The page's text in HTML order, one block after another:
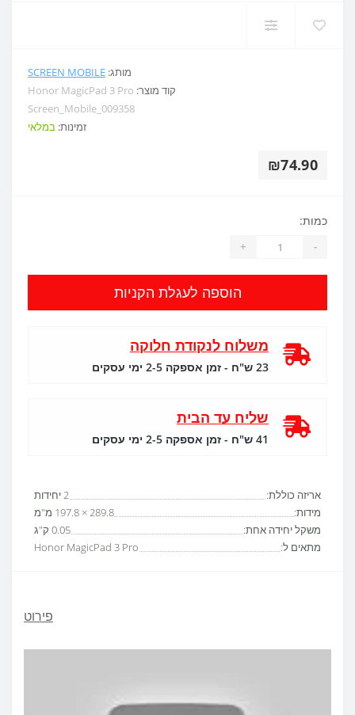
מותג: SCREEN MOBILE
קוד מוצר: Honor MagicPad 3 Pro
Screen_Mobile_009358
זמינות: במלאי
₪74.90
אריזה כוללת:
2 יחידות
מידות:
289.8 × 197.8 מ"מ
משקל יחידה אחת:
0.05 ק"ג
מתאים ל:
Honor MagicPad 3 Pro
כמות:
-
+
הוספה לעגלת הקניות
משלוח לנקודת חלוקה
23 ש"ח - זמן אספקה 2-5 ימי עסקים
שליח עד הבית
41 ש"ח - זמן אספקה 2-5 ימי עסקים
פירוט